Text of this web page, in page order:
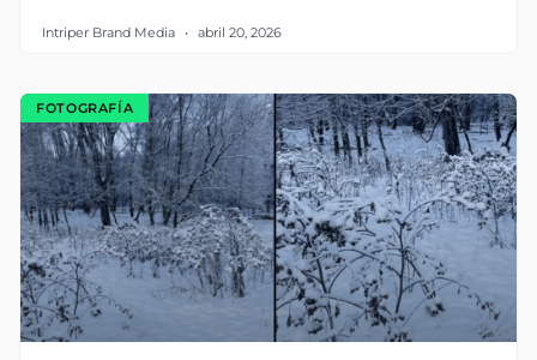
Intriper Brand Media abril 20, 2026
FOTOGRAFÍA